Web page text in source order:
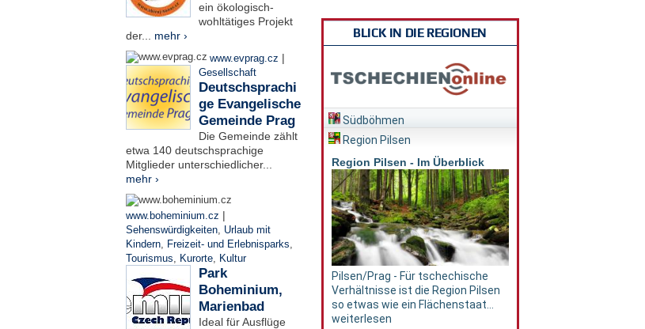
ein ökologisch-
wohltätiges Projekt
der... mehr ›
www.evprag.cz |
Gesellschaft
Deutschsprachi
ge Evangelische
Gemeinde Prag
Die Gemeinde zählt
etwa 140 deutschsprachige
Mitglieder unterschiedlicher...
mehr ›
www.boheminium.cz |
Sehenswürdigkeiten, Urlaub mit
Kindern, Freizeit- und Erlebnisparks,
Tourismus, Kurorte, Kultur
Park
Boheminium,
Marienbad
Ideal für Ausflüge
BLICK IN DIE REGIONEN
Südböhmen
Region Pilsen
Region Pilsen - Im Überblick
Pilsen/Prag - Für tschechische
Verhältnisse ist die Region Pilsen
so etwas wie ein Flächenstaat...
weiterlesen